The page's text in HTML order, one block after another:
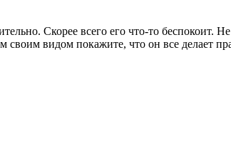
Скорее всего его что-то беспокоит.
своим видом покажите, что он все делает